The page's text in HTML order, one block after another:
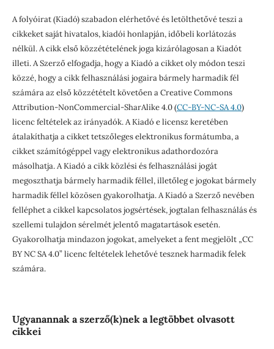
A folyóirat (Kiadó) szabadon elérhetővé és letölthetővé teszi a
cikkeket saját hivatalos, kiadói honlapján, időbeli korlátozás
nélkül. A cikk első közzétételének joga kizárólagosan a Kiadót
illeti. A Szerző elfogadja, hogy a Kiadó a cikket oly módon teszi
közzé, hogy a cikk felhasználási jogaira bármely harmadik fél
számára az első közzétételt követően a Creative Commons
Attribution-NonCommercial-SharAlike 4.0 (CC-BY-NC-SA 4.0)
licenc feltételek az irányadók. A Kiadó e licensz keretében
átalakíthatja a cikket tetszőleges elektronikus formátumba, a
cikket számítógéppel vagy elektronikus adathordozóra
másolhatja. A Kiadó a cikk közlési és felhasználási jogát
megoszthatja bármely harmadik féllel, illetőleg e jogokat bármely
harmadik féllel közösen gyakorolhatja. A Kiadó a Szerző nevében
felléphet a cikkel kapcsolatos jogsértések, jogtalan felhasználás és
szellemi tulajdon sérelmét jelentő magatartások esetén.
Gyakorolhatja mindazon jogokat, amelyeket a fent megjelölt „CC
BY NC SA 4.0” licenc feltételek lehetővé tesznek harmadik felek
számára.
Ugyanannak a szerző(k)nek a legtöbbet olvasott
cikkei